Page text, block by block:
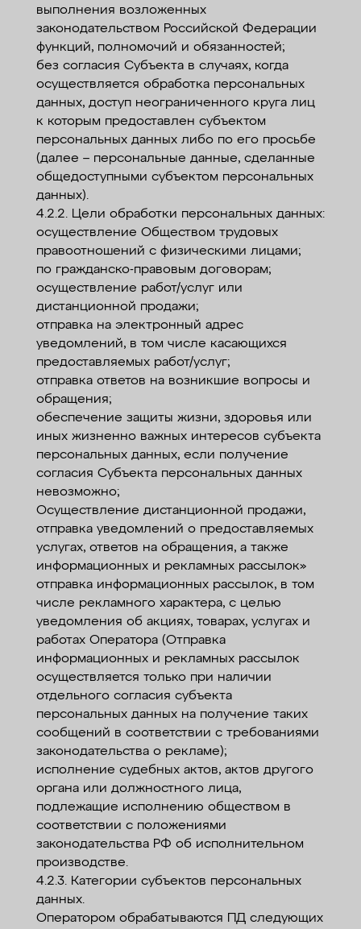
выполнения возложенных
законодательством Российской Федерации
функций, полномочий и обязанностей;
без согласия Субъекта в случаях, когда
осуществляется обработка персональных
данных, доступ неограниченного круга лиц
к которым предоставлен субъектом
персональных данных либо по его просьбе
(далее – персональные данные, сделанные
общедоступными субъектом персональных
данных).
4.2.2. Цели обработки персональных данных:
осуществление Обществом трудовых
правоотношений с физическими лицами;
по гражданско-правовым договорам;
осуществление работ/услуг или
дистанционной продажи;
отправка на электронный адрес
уведомлений, в том числе касающихся
предоставляемых работ/услуг;
отправка ответов на возникшие вопросы и
обращения;
обеспечение защиты жизни, здоровья или
иных жизненно важных интересов субъекта
персональных данных, если получение
согласия Субъекта персональных данных
невозможно;
Осуществление дистанционной продажи,
отправка уведомлений о предоставляемых
услугах, ответов на обращения, а также
информационных и рекламных рассылок»
отправка информационных рассылок, в том
числе рекламного характера, с целью
уведомления об акциях, товарах, услугах и
работах Оператора (Отправка
информационных и рекламных рассылок
осуществляется только при наличии
отдельного согласия субъекта
персональных данных на получение таких
сообщений в соответствии с требованиями
законодательства о рекламе);
исполнение судебных актов, актов другого
органа или должностного лица,
подлежащие исполнению обществом в
соответствии с положениями
законодательства РФ об исполнительном
производстве.
4.2.3. Категории субъектов персональных
данных.
Оператором обрабатываются ПД следующих